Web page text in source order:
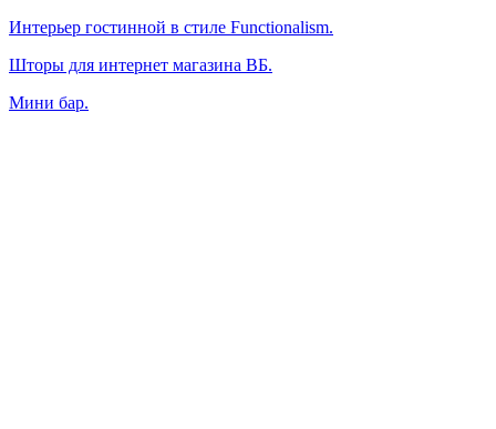
Интерьер гостинной в стиле Functionalism.
Шторы для интернет магазина ВБ.
Мини бар.